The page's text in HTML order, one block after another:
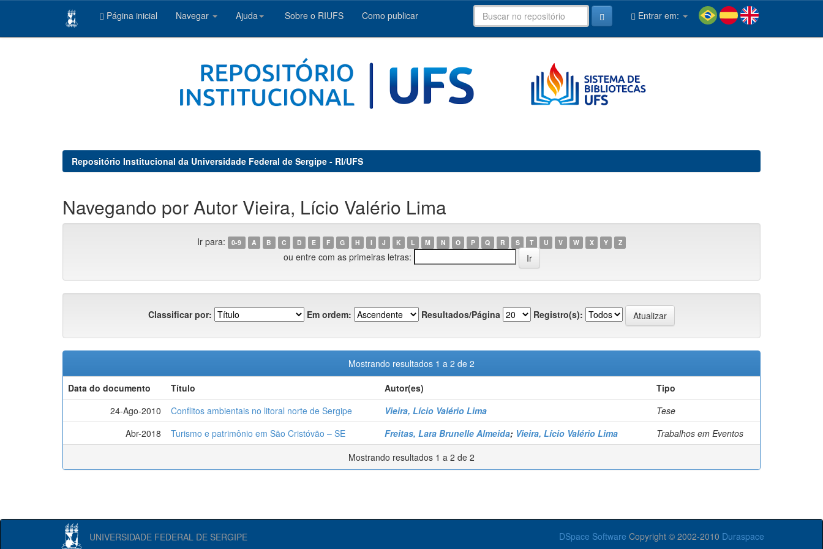
Página inicial Navegar Ajuda Sobre o RIUFS Como publicar Entrar em:
Repositório Institucional da Universidade Federal de Sergipe - RI/UFS
Navegando por Autor Vieira, Lício Valério Lima
Ir para: 0-9 A B C D E F G H I J K L M N O P Q R S T U V W X Y Z
ou entre com as primeiras letras:
Classificar por: Em ordem: Resultados/Página Registro(s):
Mostrando resultados 1 a 2 de 2
Data do documento
Título Autor(es)
Tipo
24-Ago-2010
Conflitos ambientais no litoral norte de Sergipe Vieira, Lício Valério Lima
Tese
Abr-2018
Turismo e patrimônio em São Cristóvão – SE Freitas, Lara Brunelle Almeida; Vieira, Lício Valério Lima
Trabalhos em Eventos
Mostrando resultados 1 a 2 de 2
UNIVERSIDADE FEDERAL DE SERGIPE DSpace Software Copyright © 2002-2010 Duraspace